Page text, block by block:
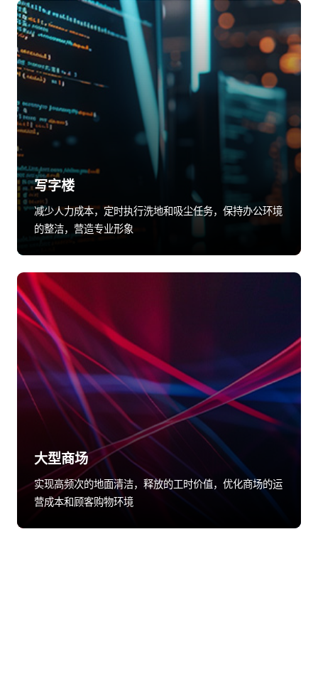
写字楼
减少人力成本，定时执行洗地和吸尘任务，保持办公环境
的整洁，营造专业形象
大型商场
实现高频次的地面清洁，释放的工时价值，优化商场的运
营成本和顾客购物环境